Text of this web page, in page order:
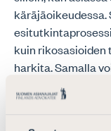
kuin
harkita. Samalla
muille rikosasian